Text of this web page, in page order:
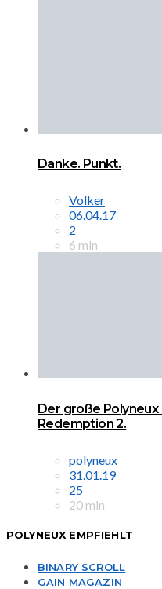
Danke. Punkt.
Volker
06.04.17
2
6 min
Der große
Redemption 2.
polyneux
31.01.19
25
20 min
POLYNEUX EMPFIEHLT
BINARY SCROLL
GAIN MAGAZIN